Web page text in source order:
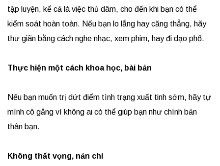
tập luyện, kể cả là việc thủ dâm, cho đến khi bạn có thể
kiểm soát hoàn toàn. Nếu bạn lo lắng hay căng thẳng, hãy
thư giãn bằng cách nghe nhạc, xem phim, hay đi dạo phố.
Thực hiện một cách khoa học, bài bản
Nếu bạn muốn trị dứt điểm tình trạng xuất tinh sớm, hãy tự
mình cô gắng vì không ai có thể giúp bạn như chính bản
thân bạn.
Không thất vọng, nản chí